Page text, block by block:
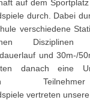
auf dem
durch. Dabei
verschiedene
Disziplinen
und 30m-/
danach eine
vertreten